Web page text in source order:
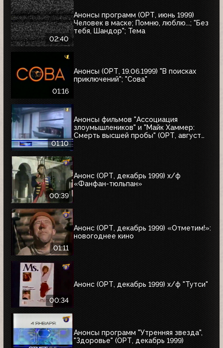
02:40
Анонсы программ (ОРТ, июнь 1999)
Человек в маске; Помню, люблю...; "Без
тебя, Шандор"; Тема
01:16
Анонсы (ОРТ, 19.06.1999) "В поисках
приключений"; "Сова"
01:10
Анонсы фильмов "Ассоциация
злоумышлеников" и "Майк Хаммер:
Смерть высшей пробы" (ОРТ, август
00:39
Анонс (ОРТ, декабрь 1999) х/ф
«Фанфан-тюльпан»
01:11
Анонс (ОРТ, декабрь 1999) «Отметим!»:
новогоднее кино
00:34
Анонс (ОРТ, декабрь 1999) х/ф "Тутси"
Анонсы программ "Утренняя звезда",
"Здоровье" (ОРТ, декабрь 1999)